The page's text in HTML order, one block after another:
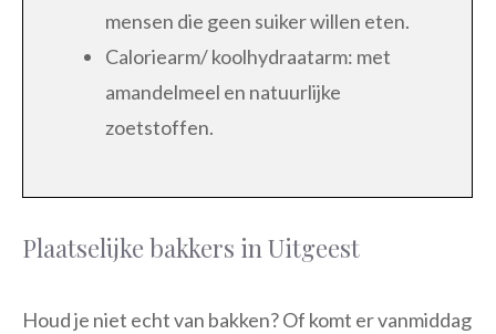
mensen die geen suiker willen eten.
Caloriearm/ koolhydraatarm: met
amandelmeel en natuurlijke
zoetstoffen.
Plaatselijke bakkers in Uitgeest
Houd je niet echt van bakken? Of komt er vanmiddag